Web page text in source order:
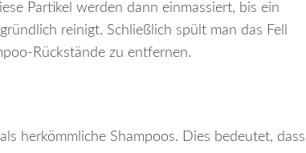
Partikel werden dann einmassiert, bis ein
reinigt. Schließlich spült man das Fell
Rückstände zu entfernen.
herkömmliche Shampoos. Dies bedeutet, dass